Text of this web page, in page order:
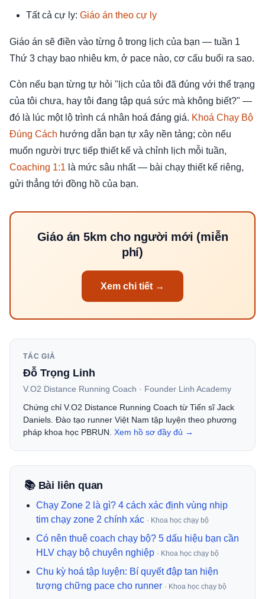
Tất cả cự ly: Giáo án theo cự ly
Giáo án sẽ điền vào từng ô trong lịch của bạn — tuần 1
Thứ 3 chạy bao nhiêu km, ở pace nào, cơ cấu buổi ra sao.
Còn nếu bạn từng tự hỏi "lịch của tôi đã đúng với thể trạng
của tôi chưa, hay tôi đang tập quá sức mà không biết?" —
đó là lúc một lộ trình cá nhân hoá đáng giá. Khoá Chạy Bộ
Đúng Cách hướng dẫn bạn tự xây nền tảng; còn nếu
muốn người trực tiếp thiết kế và chỉnh lịch mỗi tuần,
Coaching 1:1 là mức sâu nhất — bài chạy thiết kế riêng,
gửi thẳng tới đồng hồ của bạn.
Giáo án 5km cho người mới (miễn
phí)
Xem chi tiết →
TÁC GIẢ
Đỗ Trọng Linh
V.O2 Distance Running Coach · Founder Linh Academy
Chứng chỉ V.O2 Distance Running Coach từ Tiến sĩ Jack
Daniels. Đào tạo runner Việt Nam tập luyện theo phương
pháp khoa học PBRUN. Xem hồ sơ đầy đủ →
📚 Bài liên quan
Chạy Zone 2 là gì? 4 cách xác định vùng nhịp
tim chạy zone 2 chính xác · Khoa học chạy bộ
Có nên thuê coach chạy bộ? 5 dấu hiệu bạn cần
HLV chạy bộ chuyên nghiệp · Khoa học chạy bộ
Chu kỳ hoá tập luyện: Bí quyết đập tan hiện
tượng chững pace cho runner · Khoa học chạy bộ